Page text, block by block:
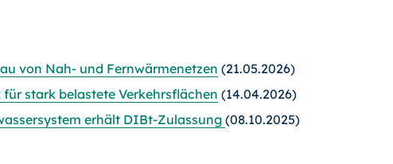
von Nah- und Fernwärmenetzen (21.05.2026)
für stark belastete Verkehrsflächen (14.04.2026)
erhält DIBt-Zulassung(08.10.2025)